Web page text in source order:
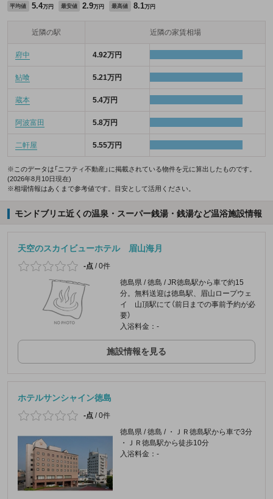
平均値 5.4万円 最安値 2.9万円 最高値 8.1万円
近隣の駅 近隣の家賃相場
府中 4.92万円
鮎喰 5.21万円
蔵本 5.4万円
阿波富田 5.8万円
二軒屋 5.55万円
※このデータは「ニフティ不動産」に掲載されている物件を元に算出したものです。
(2026年8月10日現在)
※相場情報はあくまで参考値です。目安として活用ください。
モンドブリエ近くの温泉・スーパー銭湯・銭湯など温浴施設情報
天空のスカイビューホテル 眉山海月
-点 /0件
徳島県 / 徳島 / JR徳島駅から車で約15
分。無料送迎は徳島駅、眉山ロープウェ
イ 山頂駅にて（前日までの事前予約が必
要）
入浴料金：-
施設情報を見る
ホテルサンシャイン徳島
-点 /0件
徳島県 / 徳島 / ・ＪＲ徳島駅から車で3分
・ＪＲ徳島駅から徒歩10分
入浴料金：-